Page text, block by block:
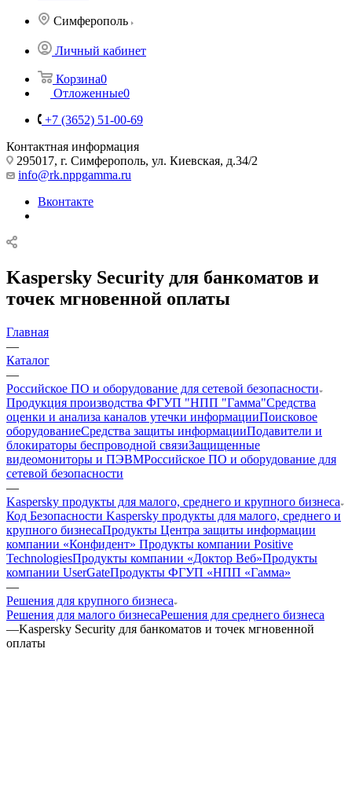
Симферополь
Личный кабинет
Корзина0
Отложенные0
+7 (3652) 51-00-69
Контактная информация
295017, г. Симферополь, ул. Киевская, д.34/2
info@rk.nppgamma.ru
Вконтакте
Kaspersky Security для банкоматов и
точек мгновенной оплаты
Главная
—
Каталог
—
Российское ПО и оборудование для сетевой безопасности
Продукция производства ФГУП "НПП "Гамма"Средства
оценки и анализа каналов утечки информацииПоисковое
оборудованиеСредства защиты информацииПодавители и
блокираторы беспроводной связиЗащищенные
видеомониторы и ПЭВМРоссийское ПО и оборудование для
сетевой безопасности
—
Kaspersky продукты для малого, среднего и крупного бизнеса
Код Безопасности Kaspersky продукты для малого, среднего и
крупного бизнесаПродукты Центра защиты информации
компании «Конфидент» Продукты компании Positive
TechnologiesПродукты компании «Доктор Веб»Продукты
компании UserGateПродукты ФГУП «НПП «Гамма»
—
Решения для крупного бизнеса
Решения для малого бизнесаРешения для среднего бизнеса
—Kaspersky Security для банкоматов и точек мгновенной
оплаты